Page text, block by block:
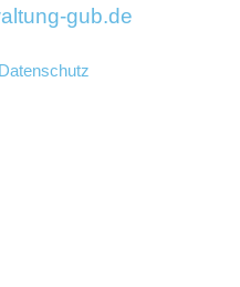
gub.de
Datenschutz